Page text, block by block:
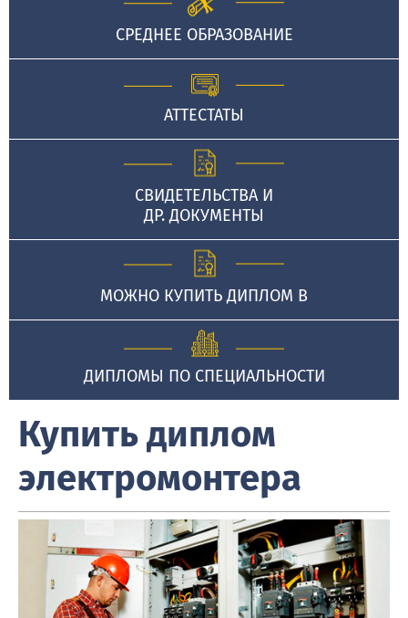
СРЕДНЕЕ ОБРАЗОВАНИЕ
АТТЕСТАТЫ
СВИДЕТЕЛЬСТВА И
ДР. ДОКУМЕНТЫ
МОЖНО КУПИТЬ ДИПЛОМ В
ДИПЛОМЫ ПО СПЕЦИАЛЬНОСТИ
Купить диплом
электромонтера